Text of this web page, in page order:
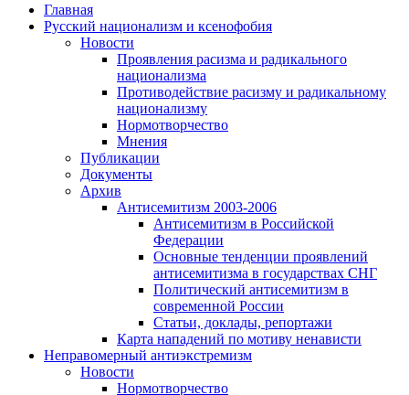
Главная
Русский национализм и ксенофобия
Новости
Проявления расизма и радикального
национализма
Противодействие расизму и радикальному
национализму
Нормотворчество
Мнения
Публикации
Документы
Архив
Антисемитизм 2003-2006
Антисемитизм в Российской
Федерации
Основные тенденции проявлений
антисемитизма в государствах СНГ
Политический антисемитизм в
современной России
Статьи, доклады, репортажи
Карта нападений по мотиву ненависти
Неправомерный антиэкстремизм
Новости
Нормотворчество